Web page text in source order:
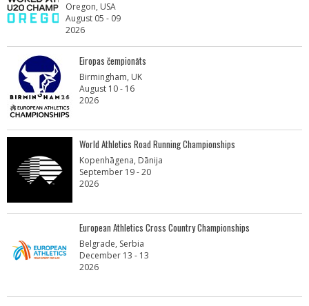
Oregon, USA
August 05 - 09
2026
Eiropas čempionāts
Birmingham, UK
August 10 - 16
2026
World Athletics Road Running Championships
Kopenhāgena, Dānija
September 19 - 20
2026
European Athletics Cross Country Championships
Belgrade, Serbia
December 13 - 13
2026